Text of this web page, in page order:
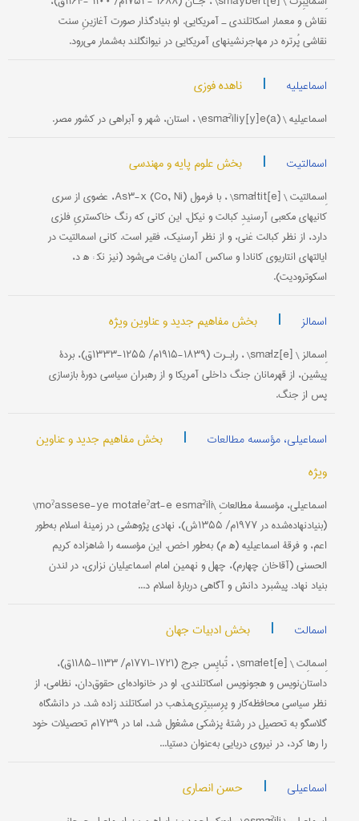
نقاش و معمار اسکاتلندی ـ آمریکایی. او بنیادگذار صورت آغازینِ سنت
نقاشی پُرتره در مهاجرنشینهای آمریکایی در نیوانگلند به‌شمار می‌رود.
اسماعیلیه | ناهده فوزی
اسماعیلیه \ esmāˀiliy[y]e(a)\ ، استان‌، شهر و آبراهی در کشور مصر.
اسمالتیت | بخش علوم پایه و مهندسی
اِسمالتیت \ [e]smāltit\ ، با فرمول (Co, Ni) As۳-x، عضوی از سری
کانیهای مکعبی آرسنیدِ کبالت و نیکل. این کانی که رنگ خاکستریِ فلزی
دارد، از نظر کبالت غنی، و از نظر آرسنیک، فقیر است. کانی اسمالتیت در
ایالتهای انتاریوی کانادا و ساکس آلمان یافت می‌شود (نیز نک‍ : ه‍ د،
اسکوترودیت).
اسمالز | بخش مفاهیم جدید و عناوین ویژه
اِسمالز \ [e]smālz\ ، رابـرت (۱۸۳۹-۱۹۱۵م/ ۱۲۵۵-۱۳۳۳ق)، بردۀ
پیشین، از قهرمانان جنگ داخلی آمریکا و از رهبران سیاسی دورۀ بازسازی
پس از جنگ.
اسماعیلی، مؤسسه مطالعات |
بخش مفاهیم جدید و عناوین
ویژه
اس‍ماعیلی، مؤسسۀ مطالعاتِ \moˀassese-ye motāleˀāt-e esmāˀili\
(بنیادنهاده‌شده در ۱۹۷۷م/ ۱۳۵۵ش)، نهادی پژوهشی در زمینۀ اسلام به‌طور
اعم، و فرقۀ اسماعیلیه (ه‍ م) به‌طور اخص. این مؤسسه را شاهزاده کریم
الحسنی (آقاخان چهارم)، چهل و نهمین امام اسماعیلیان نزاری، در لندن
بنیاد نهاد. پیشبرد دانش و آگاهی دربارۀ اسلام د...
اسمالت | بخش ادبیات جهان
اِسمالِت \ [e]smālet\ ، تُبایِس جرج (۱۷۲۱-۱۷۷۱م/ ۱۱۳۳-۱۱۸۵ق)،
داستان‌نویس و هجونویس اسکاتلندی. او در خانواده‌ای حقوق‌دان، نظامی، از
نظر سیاسی محافظه‌کار و پرِسبیتِری‌مذهب در اسکاتلند زاده شد. در دانشگاه
گلاسگو به تحصیل در رشتۀ پزشکی مشغول شد، اما در ۱۷۳۹م تحصیلات خود
را رها کرد، در نیروی دریایی به‌عنوان دستیا...
اسماعیلی | حسن انصاری